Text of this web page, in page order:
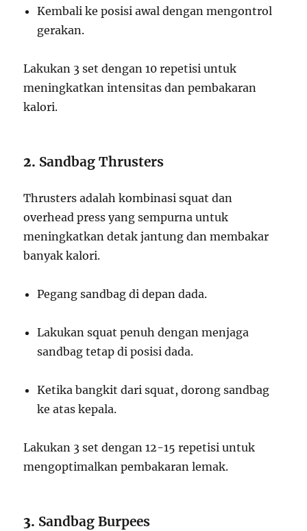
Kembali ke posisi awal dengan mengontrol
gerakan.
Lakukan 3 set dengan 10 repetisi untuk
meningkatkan intensitas dan pembakaran
kalori.
2. Sandbag Thrusters
Thrusters adalah kombinasi squat dan
overhead press yang sempurna untuk
meningkatkan detak jantung dan membakar
banyak kalori.
Pegang sandbag di depan dada.
Lakukan squat penuh dengan menjaga
sandbag tetap di posisi dada.
Ketika bangkit dari squat, dorong sandbag
ke atas kepala.
Lakukan 3 set dengan 12-15 repetisi untuk
mengoptimalkan pembakaran lemak.
3. Sandbag Burpees